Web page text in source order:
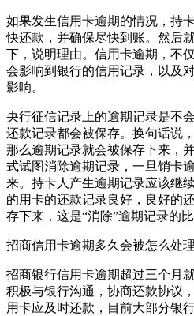
如果发生信用卡逾期的情况，持
快还款，并确保尽快到账。然后
下，说明理由。信用卡逾期，不
会影响到银行的信用记录，以及
影响。
央行征信记录上的逾期记录是不
还款记录都会被保存。换句话说
那么逾期记录就会被保存下来，
式试图消除逾期记录，一旦销卡
来。持卡人产生逾期记录应该继
的用卡的还款记录良好，良好的
存下来，这是“消除”逾期记录的比
招商信用卡逾期多久会被怎么处理
招商银行信用卡逾期超过三个月
积极与银行沟通，协商还款协议
用卡应及时还款，目前大部分银